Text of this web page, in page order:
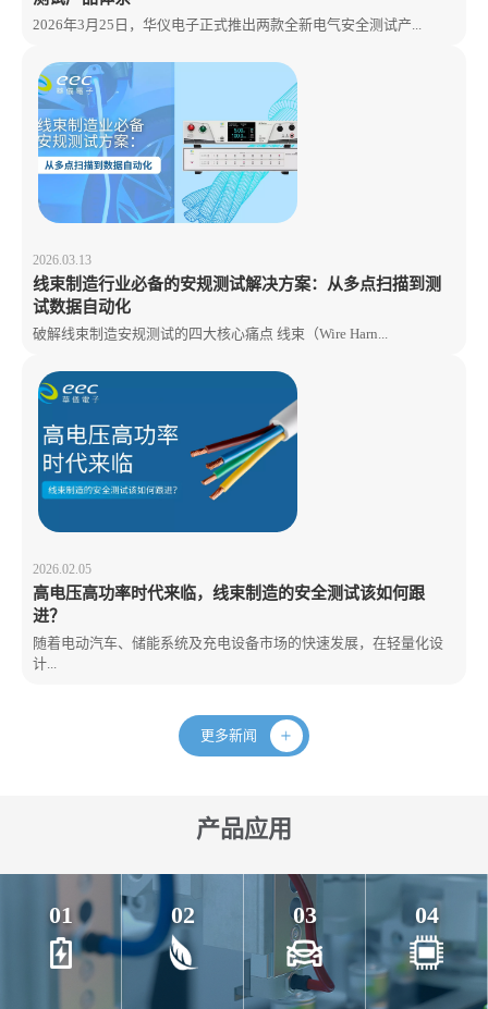
2026年3月25日，华仪电子正式推出两款全新电气安全测试产...
2026.03.13
线束制造行业必备的安规测试解决方案：从多点扫描到测
试数据自动化
破解线束制造安规测试的四大核心痛点 线束（Wire Harn...
2026.02.05
高电压高功率时代来临，线束制造的安全测试该如何跟
进？
随着电动汽车、储能系统及充电设备市场的快速发展，在轻量化设
计...
更多新闻
产品应用
01 02 03 04